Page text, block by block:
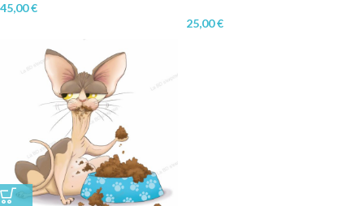
45,00€
25,00€